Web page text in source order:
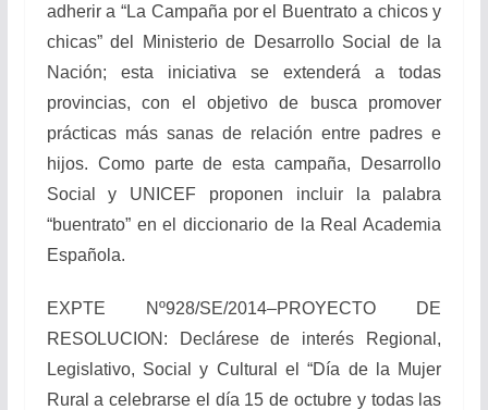
adherir a “La Campaña por el Buentrato a chicos y
chicas” del Ministerio de Desarrollo Social de la
Nación; esta iniciativa se extenderá a todas
provincias, con el objetivo de busca promover
prácticas más sanas de relación entre padres e
hijos. Como parte de esta campaña, Desarrollo
Social y UNICEF proponen incluir la palabra
“buentrato” en el diccionario de la Real Academia
Española.
EXPTE Nº928/SE/2014–PROYECTO DE
RESOLUCION: Declárese de interés Regional,
Legislativo, Social y Cultural el “Día de la Mujer
Rural a celebrarse el día 15 de octubre y todas las